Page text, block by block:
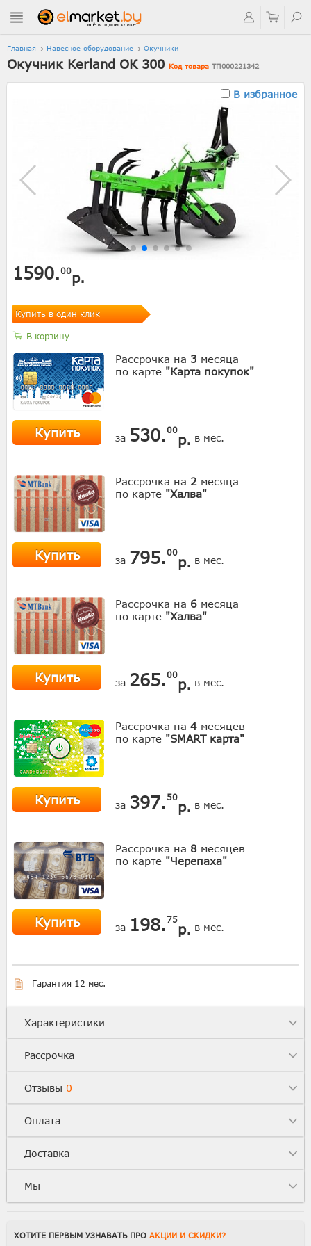
Главная Навесное оборудование Окучники
Окучник Kerland ОК 300 Код товара ТП000221342
В избранное
1590.00р.
Купить в один клик
В корзину
Рассрочка на 3 месяца
по карте "Карта покупок"
Купить за 530.00
р. в мес.
Рассрочка на 2 месяца
по карте "Халва"
Купить за 795.00
р. в мес.
Рассрочка на 6 месяца
по карте "Халва"
Купить за 265.00
р. в мес.
Рассрочка на 4 месяцев
по карте "SMART карта"
Купить за 397. 50
р. в мес.
Рассрочка на 8 месяцев
по карте "Черепаха"
Купить за 198. 75
р. в мес.
Гарантия 12 мес.
Характеристики
Рассрочка
Отзывы 0
Оплата
Доставка
Мы
ХОТИТЕ ПЕРВЫМ УЗНАВАТЬ ПРО АКЦИИ И СКИДКИ?